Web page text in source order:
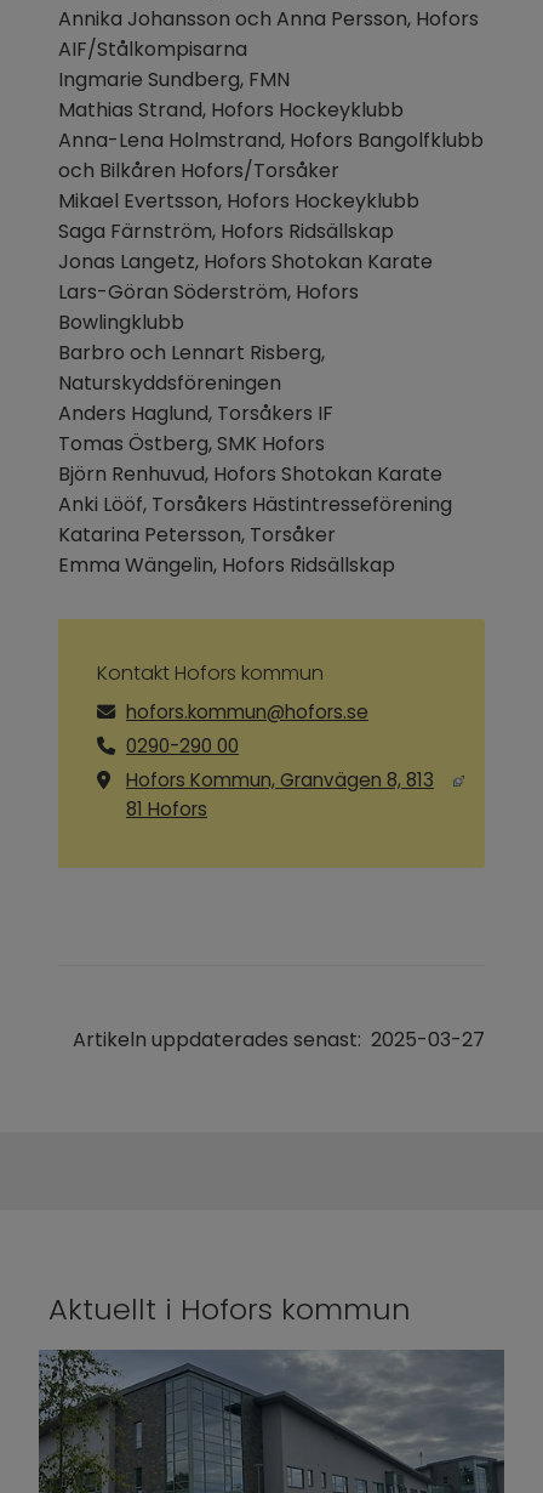
Annika Johansson och Anna Persson, Hofors
AIF/Stålkompisarna
Ingmarie Sundberg, FMN
Mathias Strand, Hofors Hockeyklubb
Anna-Lena Holmstrand, Hofors Bangolfklubb
och Bilkåren Hofors/Torsåker
Mikael Evertsson, Hofors Hockeyklubb
Saga Färnström, Hofors Ridsällskap
Jonas Langetz, Hofors Shotokan Karate
Lars-Göran Söderström, Hofors
Bowlingklubb
Barbro och Lennart Risberg,
Naturskyddsföreningen
Anders Haglund, Torsåkers IF
Tomas Östberg, SMK Hofors
Björn Renhuvud, Hofors Shotokan Karate
Anki Lööf, Torsåkers Hästintresseförening
Katarina Petersson, Torsåker
Emma Wängelin, Hofors Ridsällskap
Kontakt Hofors kommun
hofors.kommun@hofors.se
0290-290 00
Hofors Kommun, Granvägen 8, 813
81 Hofors
Artikeln uppdaterades senast: 2025-03-27
Aktuellt i Hofors kommun